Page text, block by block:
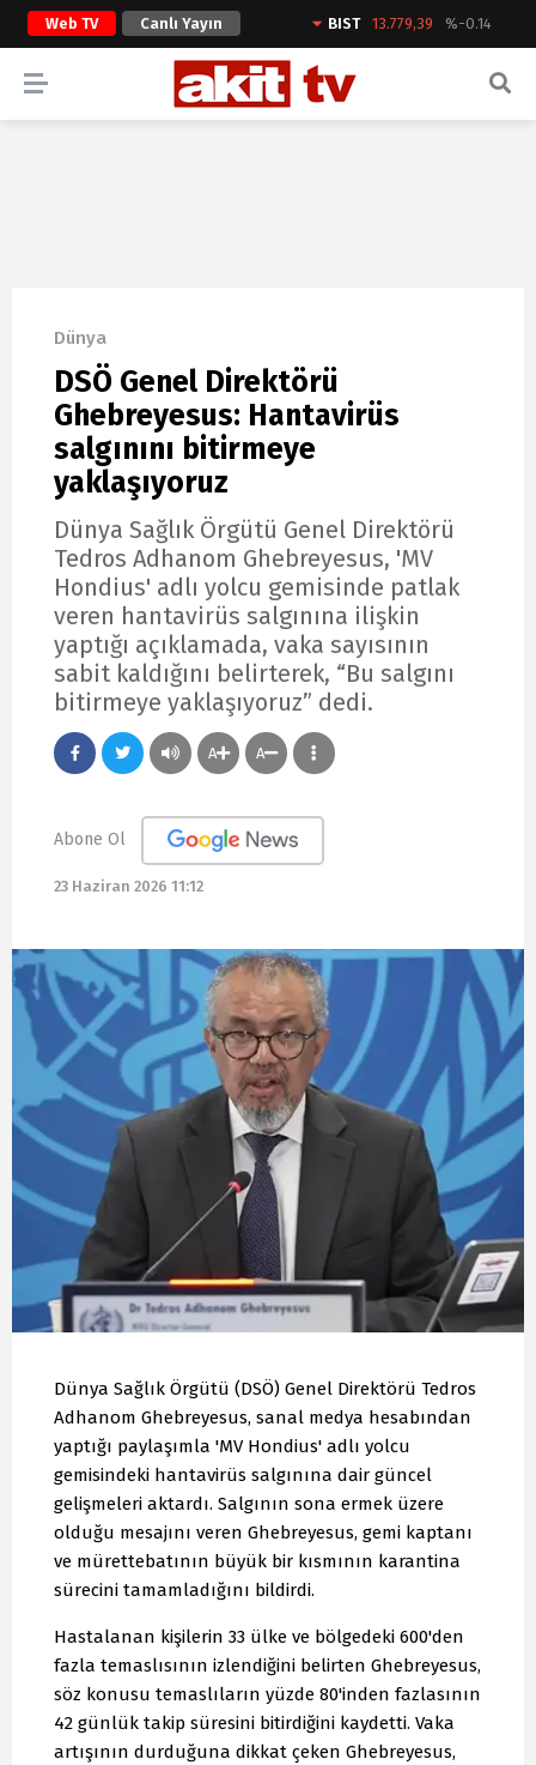
Web TV Canlı Yayın BIST 13.779,39 %-0.14
ARAMA YAP
Dünya
DSÖ Genel Direktörü
Ghebreyesus: Hantavirüs
salgınını bitirmeye
yaklaşıyoruz
Dünya Sağlık Örgütü Genel Direktörü
Tedros Adhanom Ghebreyesus, 'MV
Hondius' adlı yolcu gemisinde patlak
veren hantavirüs salgınına ilişkin
yaptığı açıklamada, vaka sayısının
sabit kaldığını belirterek, “Bu salgını
bitirmeye yaklaşıyoruz” dedi.
A A
Abone Ol
23 Haziran 2026 11:12
Dünya Sağlık Örgütü (DSÖ) Genel Direktörü Tedros
Adhanom Ghebreyesus, sanal medya hesabından
yaptığı paylaşımla 'MV Hondius' adlı yolcu
gemisindeki hantavirüs salgınına dair güncel
gelişmeleri aktardı. Salgının sona ermek üzere
olduğu mesajını veren Ghebreyesus, gemi kaptanı
ve mürettebatının büyük bir kısmının karantina
sürecini tamamladığını bildirdi.
Hastalanan kişilerin 33 ülke ve bölgedeki 600'den
fazla temaslısının izlendiğini belirten Ghebreyesus,
söz konusu temaslıların yüzde 80'inden fazlasının
42 günlük takip süresini bitirdiğini kaydetti. Vaka
artışının durduğuna dikkat çeken Ghebreyesus,